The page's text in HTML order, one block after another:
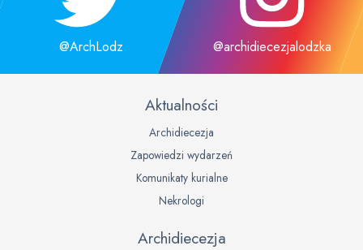
@ArchLodz @archidiecezjalodzka
Aktualności
Archidiecezja
Zapowiedzi wydarzeń
Komunikaty kurialne
Nekrologi
Archidiecezja